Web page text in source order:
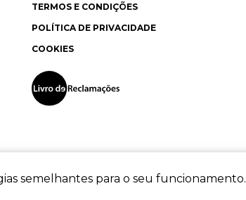
semelhantes para o seu funcionamento.
TERMOS E CONDIÇÕES
POLÍTICA DE PRIVACIDADE
COOKIES